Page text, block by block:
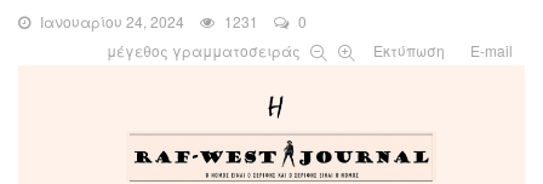
Ιανουαρίου 24, 2024 1231
0
μέγεθος γραμματοσειράς
Εκτύπωση E-mail